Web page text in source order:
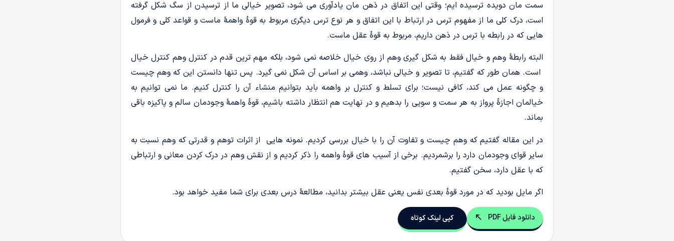
سمت مان دویده ترسیده ایم؛ وقتی این اتفاق در ذهن مان یادآوری می شود، تصویر خیالی ما از ترسیدن از سگ شکل گرفته
است، درک کلی ما از مفهوم ترس در ارتباط با این اتفاق و هر نوع ترس دیگری مربوط به قوۀ واهمۀ ماست و قواعد کلی و فرمول
هایی که در رابطه با ترس در ذهن داریم، مربوط به قوۀ عقل ماست.
البته رابطۀ وهم و خیال فقط به شکل گیری وهم از روی خیال خلاصه نمی شود، بلکه مهم ترین قدم در کنترل وهم کنترل خیال
است. همان طور که گفتیم، تا تصویر و خیالی نباشد، وهمی بر اساس آن شکل نمی گیرد. پس تنها دانستن این که وهم چیست
و چگونه عمل می کند، کافی نیست؛ برای تسلط و کنترل بر واهمه باید بتوانیم منشاء آن را کنترل کنیم. ما نمی توانیم به
خیالمان اجازۀ پرواز به هر سمت و سویی را بدهیم و در نهایت هم انتظار داشته باشیم، قوۀ واهمۀ وجودمان سالم و پاکیزه باقی
بماند.
در این مقاله گفتیم که وهم چیست و تفاوت آن را با خیال بررسی کردیم. نمونه هایی از اثرات توهم و قدرتی که وهم نسبت به
سایر قوای وجودمان دارد را برشمردیم. برخی از آسیب های قوۀ واهمه را ذکر کردیم و از نقش وهم در درک کردن معانی و ارتباطی
که با عقل دارد، سخن گفتیم.
اگر مایل بودید که در مورد قوۀ بعدی نفس یعنی عقل بیشتر بدانید، مطالعۀ درس بعدی برای شما مفید خواهد بود.
دانلود فایل PDF کپی لینک کوتاه